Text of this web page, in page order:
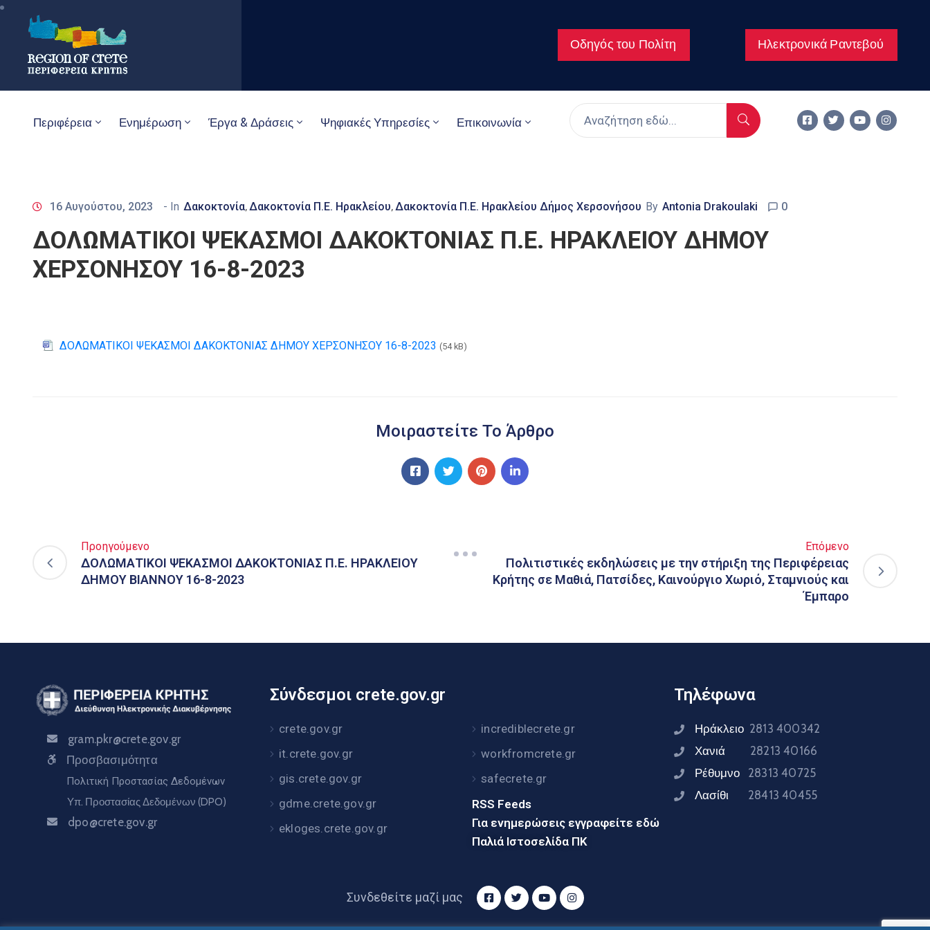
Οδηγός του Πολίτη Ηλεκτρονικά Ραντεβού
Περιφέρεια Ενημέρωση Έργα & Δράσεις Ψηφιακές Υπηρεσίες Επικοινωνία
16 Αυγούστου, 2023 - In Δακοκτονία‚ Δακοκτονία Π.Ε. Ηρακλείου‚ Δακοκτονία Π.Ε. Ηρακλείου Δήμος Χερσονήσου By Antonia Drakoulaki 0
ΔΟΛΩΜΑΤΙΚΟΙ ΨΕΚΑΣΜΟΙ ΔΑΚΟΚΤΟΝΙΑΣ Π.Ε. ΗΡΑΚΛΕΙΟΥ ΔΗΜΟΥ
ΧΕΡΣΟΝΗΣΟΥ 16-8-2023
ΔΟΛΩΜΑΤΙΚΟΙ ΨΕΚΑΣΜΟΙ ΔΑΚΟΚΤΟΝΙΑΣ ΔΗΜΟΥ ΧΕΡΣΟΝΗΣΟΥ 16-8-2023 (54 kB)
Μοιραστείτε Το Άρθρο
Προηγούμενο
ΔΟΛΩΜΑΤΙΚΟΙ ΨΕΚΑΣΜΟΙ ΔΑΚΟΚΤΟΝΙΑΣ Π.Ε. ΗΡΑΚΛΕΙΟΥ
ΔΗΜΟΥ ΒΙΑΝΝΟΥ 16-8-2023
Επόμενο
Πολιτιστικές εκδηλώσεις με την στήριξη της Περιφέρειας
Κρήτης σε Μαθιά, Πατσίδες, Καινούργιο Χωριό, Σταμνιούς και
Έμπαρο
gram.pkr@crete.gov.gr
Προσβασιμότητα
Πολιτική Προστασίας Δεδομένων
Υπ. Προστασίας Δεδομένων (DPO)
dpo@crete.gov.gr
Σύνδεσμοι crete.gov.gr
crete.gov.gr
it.crete.gov.gr
gis.crete.gov.gr
gdme.crete.gov.gr
ekloges.crete.gov.gr
incrediblecrete.gr
workfromcrete.gr
safecrete.gr
RSS Feeds
Για ενημερώσεις εγγραφείτε εδώ
Παλιά Ιστοσελίδα ΠΚ
Τηλέφωνα
Ηράκλειο 2813 400342
Χανιά 28213 40166
Ρέθυμνο 28313 40725
Λασίθι 28413 40455
Συνδεθείτε μαζί μας